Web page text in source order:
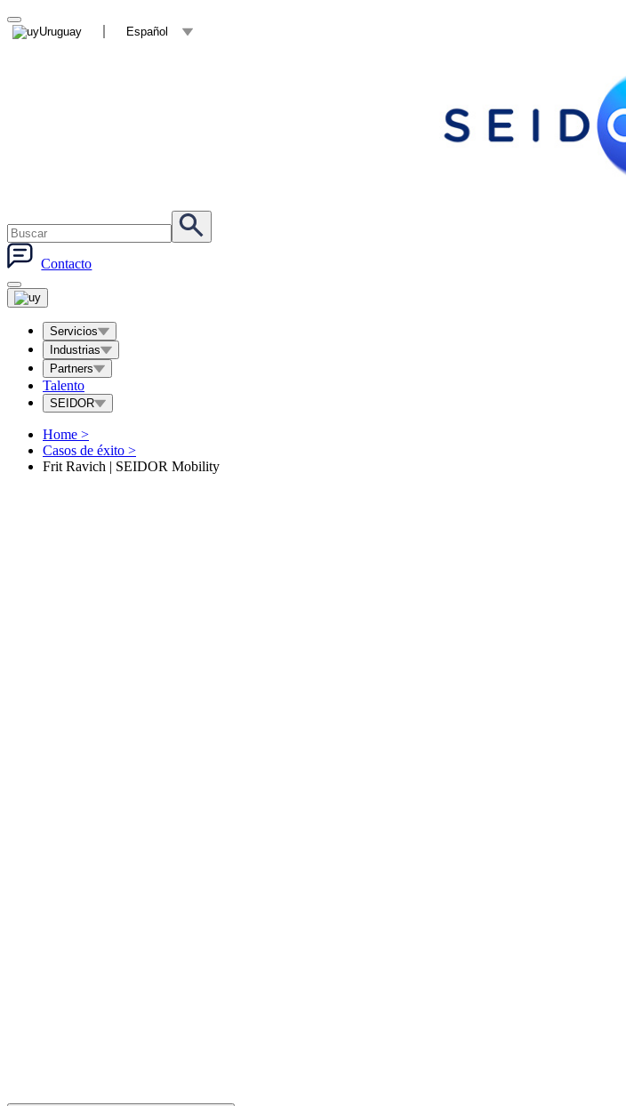
Uruguay Español
Contacto
Servicios
Industrias
Partners
Talento
SEIDOR
Home >
Casos de éxito >
Frit Ravich | SEIDOR Mobility